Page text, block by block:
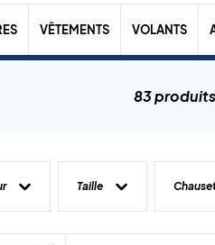
VÊTEMENTS VOLANTS
83 produits
Taille